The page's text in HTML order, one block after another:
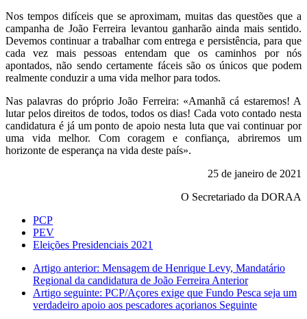
Nos tempos difíceis que se aproximam, muitas das questões que a
campanha de João Ferreira levantou ganharão ainda mais sentido.
Devemos continuar a trabalhar com entrega e persistência, para que
cada vez mais pessoas entendam que os caminhos por nós
apontados, não sendo certamente fáceis são os únicos que podem
realmente conduzir a uma vida melhor para todos.
Nas palavras do próprio João Ferreira: «Amanhã cá estaremos! A
lutar pelos direitos de todos, todos os dias! Cada voto contado nesta
candidatura é já um ponto de apoio nesta luta que vai continuar por
uma vida melhor. Com coragem e confiança, abriremos um
horizonte de esperança na vida deste país».
25 de janeiro de 2021
O Secretariado da DORAA
PCP
PEV
Eleições Presidenciais 2021
Artigo anterior: Mensagem de Henrique Levy, Mandatário
Regional da candidatura de João FerreiraAnterior
Artigo seguinte: PCP/Açores exige que Fundo Pesca seja um
verdadeiro apoio aos pescadores açorianos Seguinte